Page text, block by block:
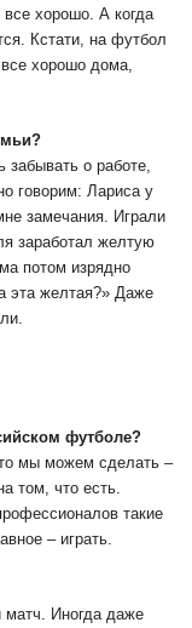
хорошо. А когда
Кстати, на футбол
хорошо дома,
забывать о работе,
говорим: Лариса у
замечания. Играли
заработал желтую
потом изрядно
эта желтая?» Даже
футболе?
мы можем сделать –
том, что есть.
такие
– играть.
матч. Иногда даже